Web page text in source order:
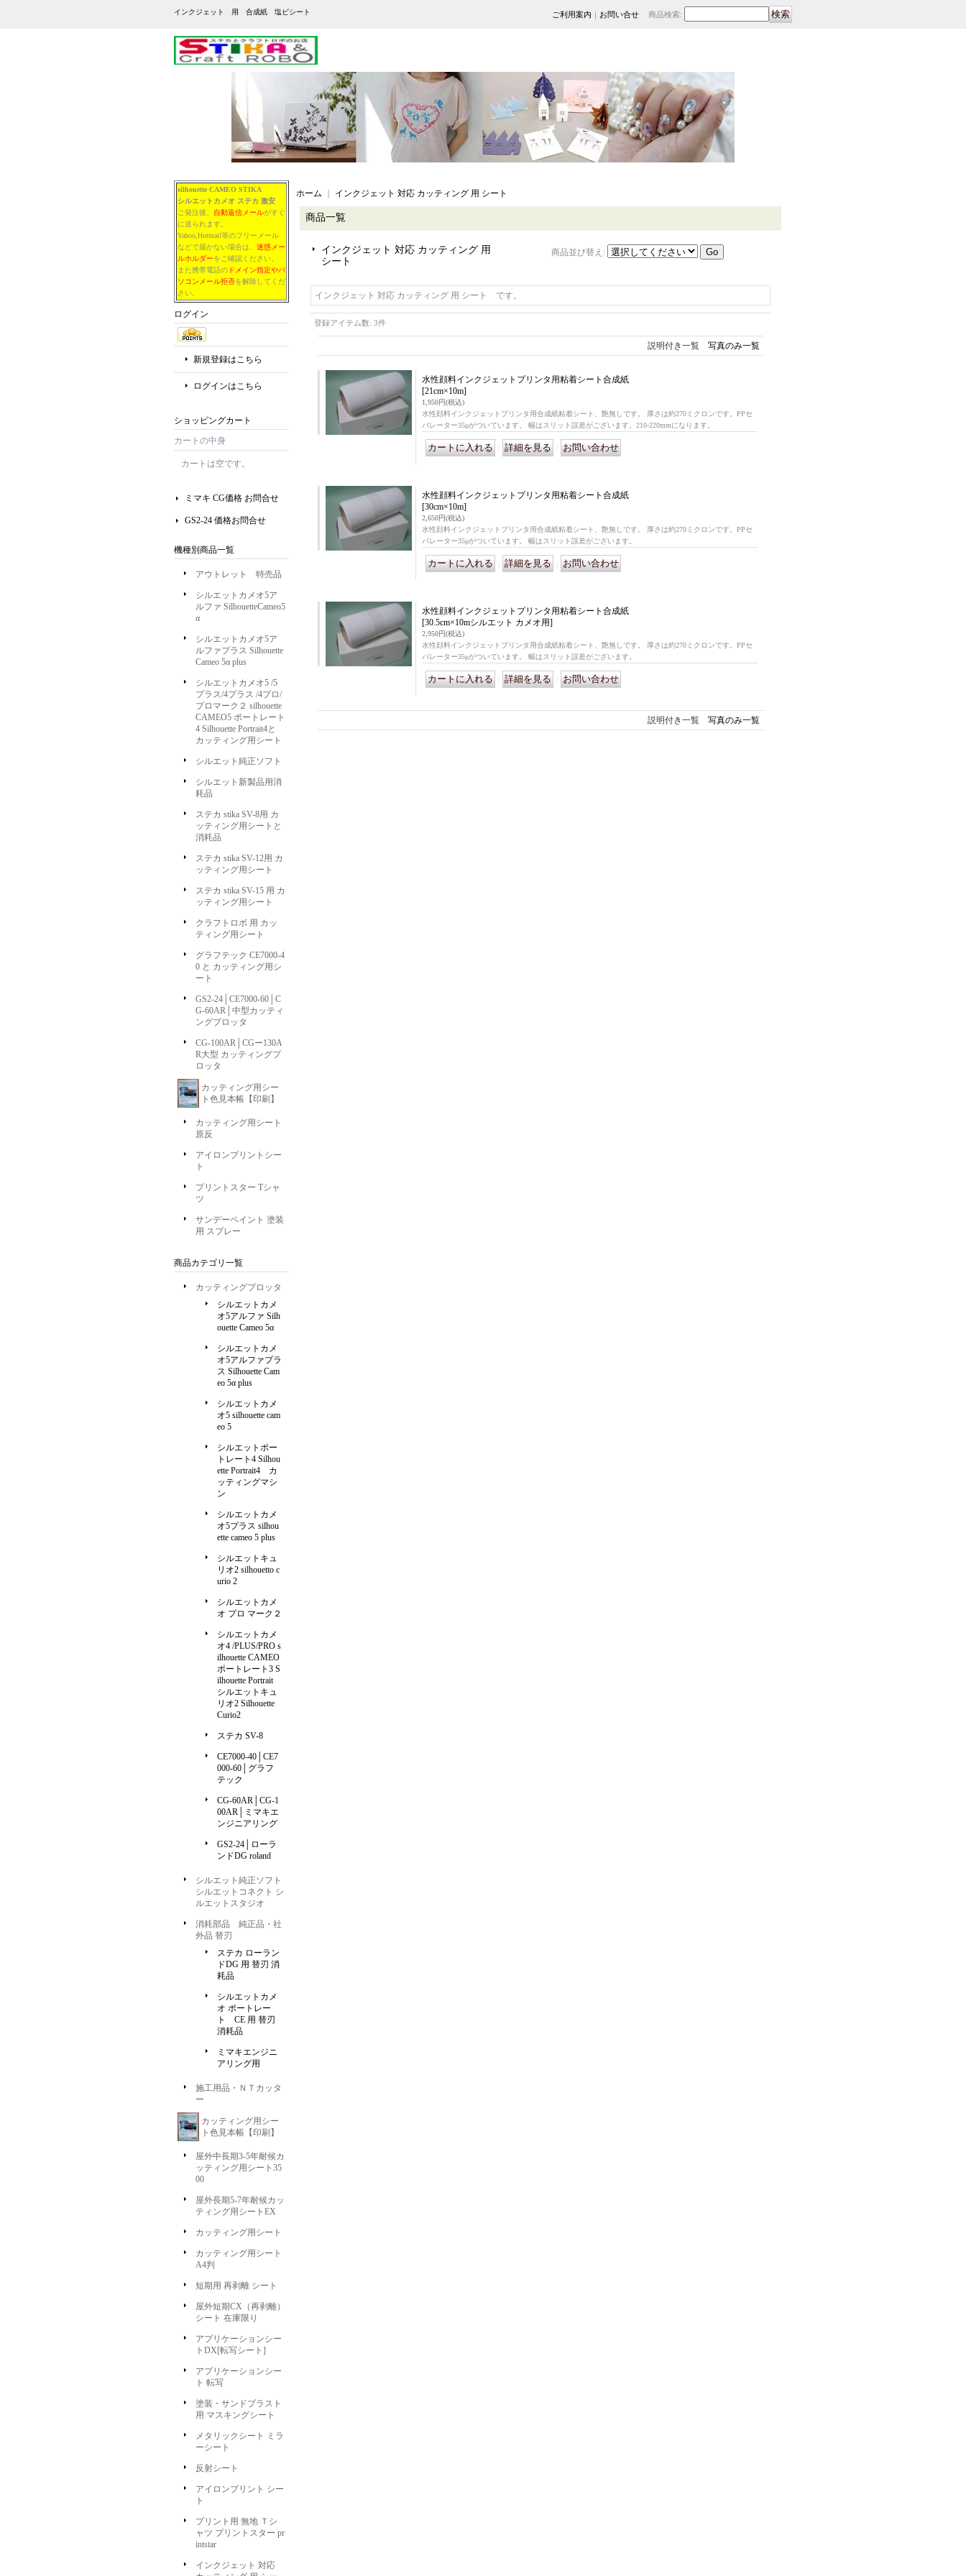
インクジェット 用 合成紙 塩ビシート ご利用案内 ｜ お問い合せ 商品検索:
silhouette CAMEO STIKA
シルエットカメオ ステカ 激安
ご発注後、 自動返信メールがすぐ
に送られます。
Yahoo,Hotmail等のフリーメール
などで届かない場合は、 迷惑メー
ルホルダーをご確認ください。
また携帯電話の ドメイン指定やパ
ソコンメール拒否を解除してくだ
さい。
ログイン
新規登録はこちら
ログインはこちら
ショッピングカート
カートの中身
カートは空です。
ミマキ CG価格 お問合せ
GS2-24 価格お問合せ
機種別商品一覧
アウトレット 特売品
シルエットカメオ5ア
ルファ SilhouetteCameo5
α
シルエットカメオ5ア
ルファプラス Silhouette
Cameo 5α plus
シルエットカメオ5 /5
プラス/4プラス /4プロ/
プロマーク２ silhouette
CAMEO5 ポートレート
4 Silhouette Portrait4と
カッティング用シート
シルエット純正ソフト
シルエット新製品用消
耗品
ステカ stika SV-8用 カ
ッティング用シートと
消耗品
ステカ stika SV-12用 カ
ッティング用シート
ステカ stika SV-15 用 カ
ッティング用シート
クラフトロボ 用 カッ
ティング用シート
グラフテック CE7000-4
0 と カッティング用シ
ート
GS2-24│CE7000-60│C
G-60AR│中型カッティ
ングプロッタ
CG-100AR│CGー130A
R大型 カッティングプ
ロッタ
カッティング用シー
ト色見本帳【印刷】
カッティング用シート
原反
アイロンプリントシー
ト
プリントスター Tシャ
ツ
サンデーペイント 塗装
用 スプレー
商品カテゴリ一覧
カッティングプロッタ
シルエットカメ
オ5アルファ Silh
ouette Cameo 5α
シルエットカメ
オ5アルファプラ
ス Silhouette Cam
eo 5α plus
シルエットカメ
オ5 silhouette cam
eo 5
シルエットポー
トレート4 Silhou
ette Portrait4 カ
ッティングマシ
ン
シルエットカメ
オ5プラス silhou
ette cameo 5 plus
シルエットキュ
リオ2 silhouetto c
urio 2
シルエットカメ
オ プロ マーク２
シルエットカメ
オ4 /PLUS/PRO s
ilhouette CAMEO
ポートレート3 S
ilhouette Portrait
シルエットキュ
リオ2 Silhouette
Curio2
ステカ SV-8
CE7000-40│CE7
000-60│グラフ
テック
CG-60AR│CG-1
00AR│ミマキエ
ンジニアリング
GS2-24│ローラ
ンドDG roland
シルエット純正ソフト
シルエットコネクト シ
ルエットスタジオ
消耗部品 純正品・社
外品 替刃
ステカ ローラン
ドDG 用 替刃 消
耗品
シルエットカメ
オ ポートレー
ト CE 用 替刃
消耗品
ミマキエンジニ
アリング用
施工用品・ＮＴカッタ
ー
カッティング用シー
ト色見本帳【印刷】
屋外中長期3-5年耐候カ
ッティング用シート35
00
屋外長期5-7年耐候カッ
ティング用シートEX
カッティング用シート
カッティング用シート
A4判
短期用 再剥離 シート
屋外短期CX（再剥離）
シート 在庫限り
アプリケーションシー
トDX[転写シート]
アプリケーションシー
ト 転写
塗装・サンドブラスト
用 マスキングシート
メタリックシート ミラ
ーシート
反射シート
アイロンプリント シー
ト
プリント用 無地 Ｔシ
ャツ プリントスター pr
intstar
インクジェット 対応
ホーム インクジェット 対応 カッティング 用 シート
商品一覧
インクジェット 対応 カッティング 用
シート
商品並び替え :
インクジェット 対応 カッティング 用 シート です。
登録アイテム数: 3件
説明付き一覧 写真のみ一覧
水性顔料インクジェットプリンタ用粘着シート合成紙
[21cm×10m]
1,950円(税込)
水性顔料インクジェットプリンタ用合成紙粘着シート、艶無しです。 厚さは約270ミクロンです。PPセ
パレーター35μがついています。 幅はスリット誤差がございます。210-220mmになります。
水性顔料インクジェットプリンタ用粘着シート合成紙
[30cm×10m]
2,650円(税込)
水性顔料インクジェットプリンタ用合成紙粘着シート、艶無しです。 厚さは約270ミクロンです。PPセ
パレーター35μがついています。 幅はスリット誤差がございます。
水性顔料インクジェットプリンタ用粘着シート合成紙
[30.5cm×10mシルエット カメオ用]
2,950円(税込)
水性顔料インクジェットプリンタ用合成紙粘着シート、艶無しです。 厚さは約270ミクロンです。PPセ
パレーター35μがついています。 幅はスリット誤差がございます。
説明付き一覧 写真のみ一覧